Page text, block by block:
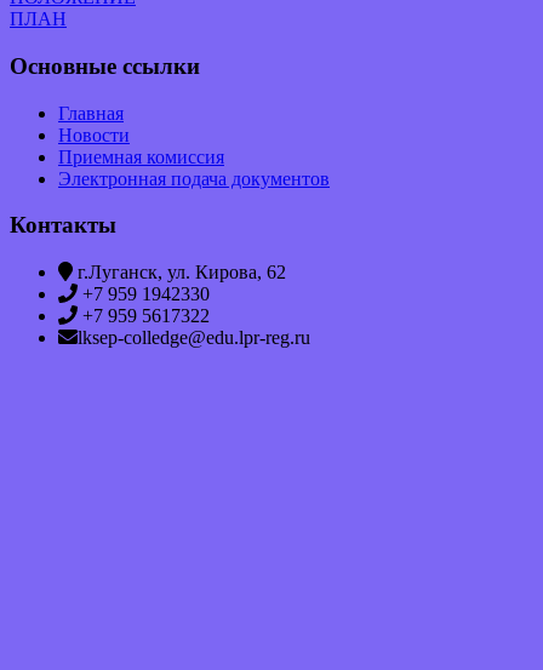
ПЛАН
Основные ссылки
Главная
Новости
Приемная комиссия
Электронная подача документов
Контакты
г.Луганск, ул. Кирова, 62
+7 959 1942330
+7 959 5617322
lksep-colledge@edu.lpr-reg.ru